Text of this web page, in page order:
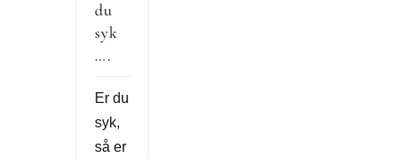
du
syk
….
Er du
syk,
så er